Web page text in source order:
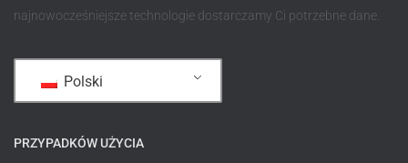
najnowocześniejsze technologie dostarczamy Ci potrzebne dane.
Polski
PRZYPADKÓW UŻYCIA